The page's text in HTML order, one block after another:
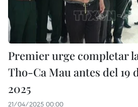
Premier urge completar
Tho-Ca Mau antes del 19
2025
21/04/2025 00:00